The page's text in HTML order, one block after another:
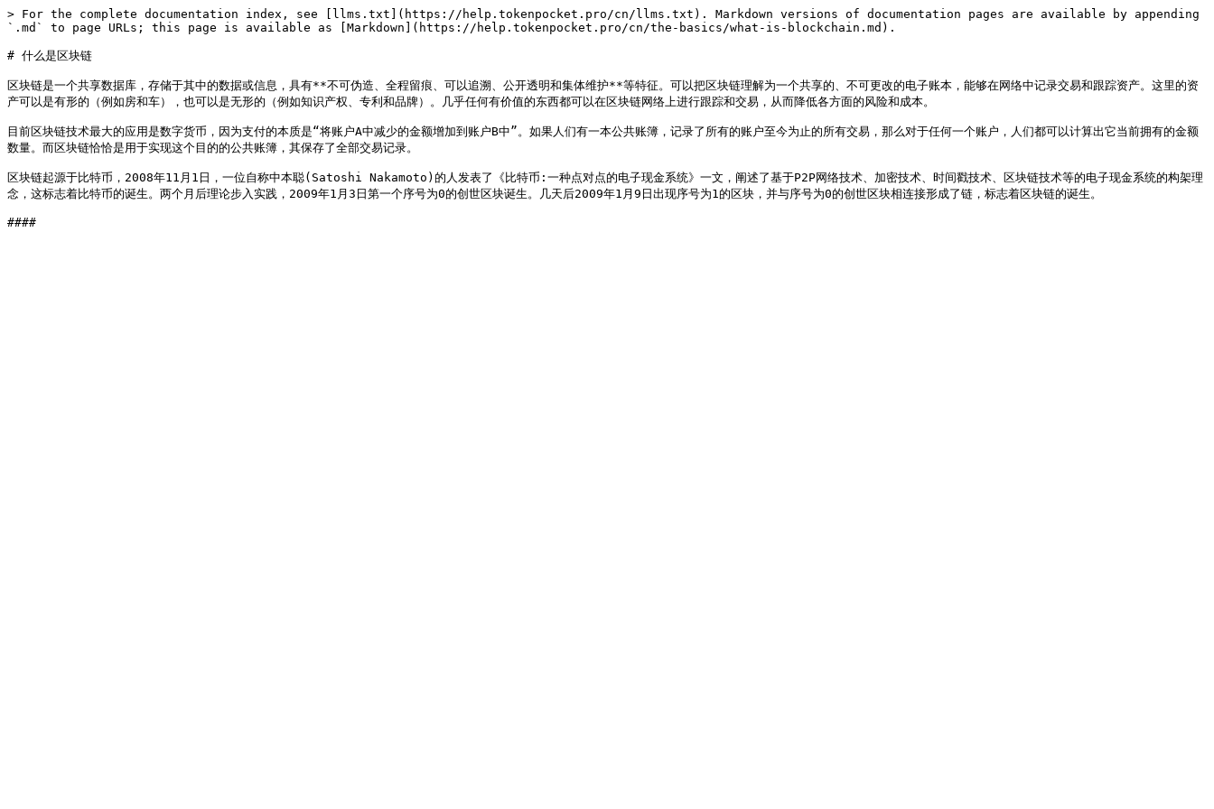
> For the complete documentation index, see [llms.txt](https://help.tokenpocket.pro/cn/llms.txt). Markdown versions of documentation pages are available by appending
`.md` to page URLs; this page is available as [Markdown](https://help.tokenpocket.pro/cn/the-basics/what-is-blockchain.md).
# 什么是区块链
区块链是一个共享数据库，存储于其中的数据或信息，具有**不可伪造、全程留痕、可以追溯、公开透明和集体维护**等特征。可以把区块链理解为一个共享的、不可更改的电子账本，能够在网络中记录交易和跟踪资产。这里的资
产可以是有形的（例如房和车），也可以是无形的（例如知识产权、专利和品牌）。几乎任何有价值的东西都可以在区块链网络上进行跟踪和交易，从而降低各方面的风险和成本。
目前区块链技术最大的应用是数字货币，因为支付的本质是“将账户A中减少的金额增加到账户B中”。如果人们有一本公共账簿，记录了所有的账户至今为止的所有交易，那么对于任何一个账户，人们都可以计算出它当前拥有的金额
数量。而区块链恰恰是用于实现这个目的的公共账簿，其保存了全部交易记录。
区块链起源于比特币，2008年11月1日，一位自称中本聪(Satoshi Nakamoto)的人发表了《比特币:一种点对点的电子现金系统》一文，阐述了基于P2P网络技术、加密技术、时间戳技术、区块链技术等的电子现金系统的构架理
念，这标志着比特币的诞生。两个月后理论步入实践，2009年1月3日第一个序号为0的创世区块诞生。几天后2009年1月9日出现序号为1的区块，并与序号为0的创世区块相连接形成了链，标志着区块链的诞生。